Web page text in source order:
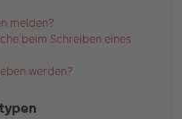
melden?
beim Schreiben eines
werden?